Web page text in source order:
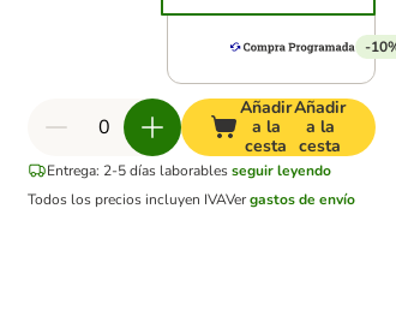
-
Añadir
a la
cesta
Añadir
a la
cesta
Entrega: 2-5 días laborablesseguir leyendo
Todos los precios incluyen IVAVergastos de envío